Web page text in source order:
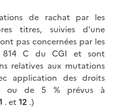
de rachat par les
titres, suivies d'une
pas concernées par les
814 C du CGI et sont
relatives aux mutations
application des droits
ou de 5 % prévus à
. et 12 .)